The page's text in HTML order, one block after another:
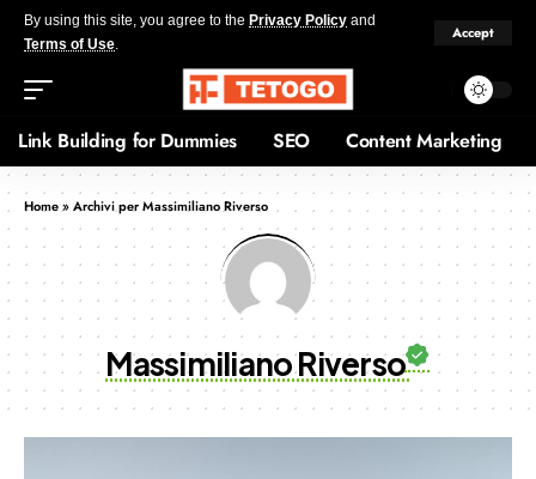
By using this site, you agree to the Privacy Policy and
Terms of Use.
Accept
Link Building for Dummies SEO Content Marketing
Home»Archivi per Massimiliano Riverso
Massimiliano Riverso